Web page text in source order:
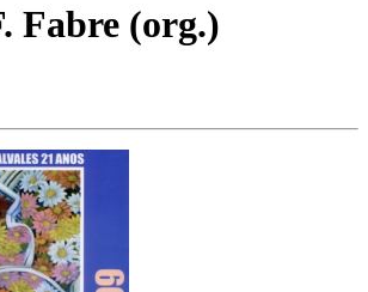
Fabre (org.)